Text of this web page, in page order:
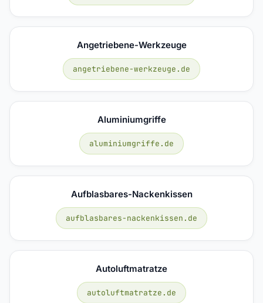
Angetriebene-Werkzeuge
angetriebene-werkzeuge.de
Aluminiumgriffe
aluminiumgriffe.de
Aufblasbares-Nackenkissen
aufblasbares-nackenkissen.de
Autoluftmatratze
autoluftmatratze.de